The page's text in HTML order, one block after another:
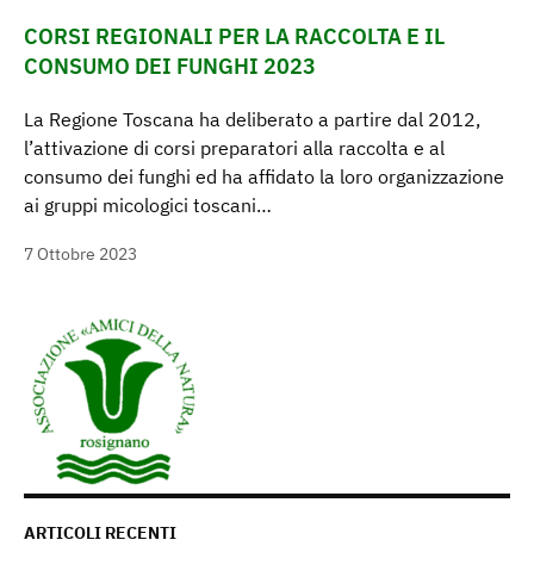
ARTICOLI RECENTI
CORSI REGIONALI PER LA RACCOLTA E IL
CONSUMO DEI FUNGHI 2023
La Regione Toscana ha deliberato a partire dal 2012,
l’attivazione di corsi preparatori alla raccolta e al
consumo dei funghi ed ha affidato la loro organizzazione
ai gruppi micologici toscani…
7 Ottobre 2023